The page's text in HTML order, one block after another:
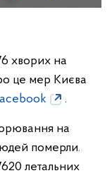
хворих на
це мер Києва
.
на
померли.
летальних